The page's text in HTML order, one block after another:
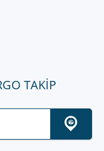
TAKIP